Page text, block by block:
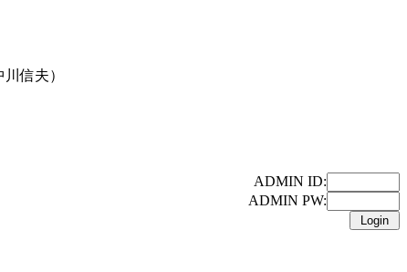
信夫）
ADMIN ID:
ADMIN PW: